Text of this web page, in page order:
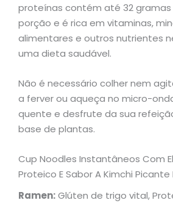
proteínas contém até 32
porção e é rica em vitaminas,
alimentares e outros nutrientes
uma dieta saudável.
Não é necessário colher nem
a ferver ou aqueça no micro-
quente e desfrute da sua
base de plantas.
Cup Noodles Instantâneos Com
Proteico E Sabor A Kimchi
Ramen:Glúten de trigo vital,